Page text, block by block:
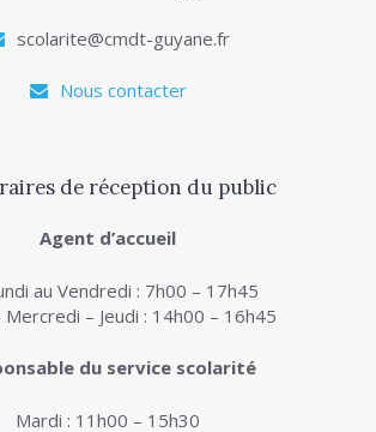
scolarite@cmdt-guyane.fr
Nous contacter
de réception du public
Agent d’accueil
au Vendredi : 7h00 – 17h45
Mercredi – Jeudi : 14h00 – 16h45
du service scolarité
Mardi : 11h00 – 15h30